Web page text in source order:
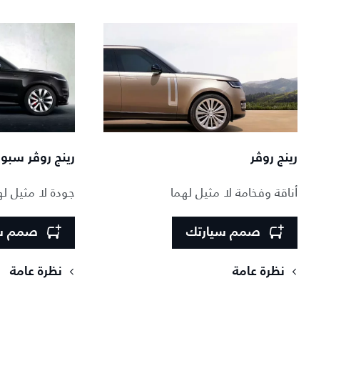
رينج روڤر
أناقة وفخامة لا مثيل لهما
صمم سيارتك
نظرة عامة
رينج روڤر
جودة لا مثيل
صمم
نظرة عامة